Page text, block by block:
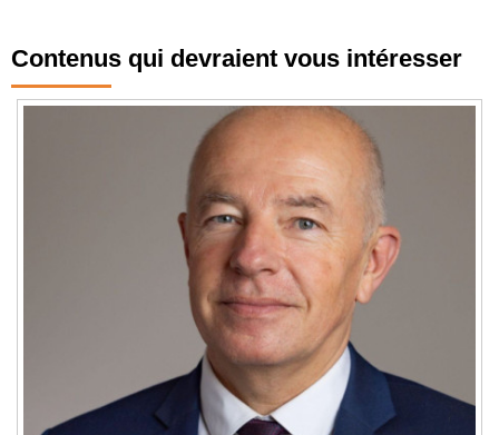
Contenus qui devraient vous intéresser